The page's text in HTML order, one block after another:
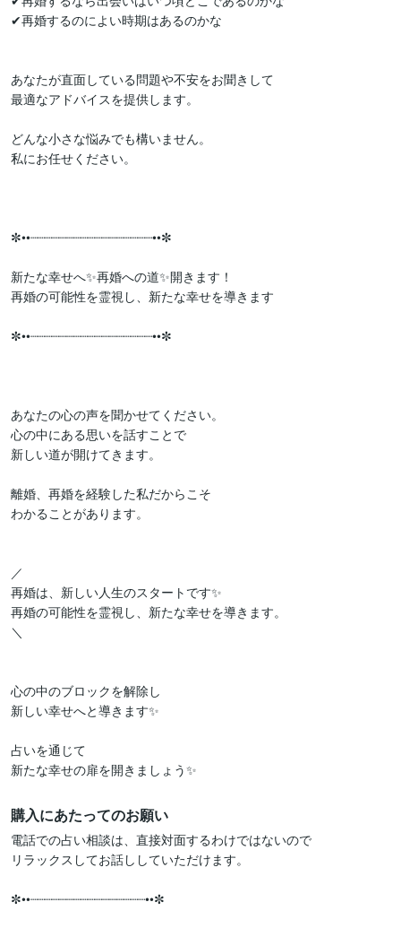
✔再婚するのによい時期はあるのかな
あなたが直面している問題や不安をお聞きして
最適なアドバイスを提供します。
どんな小さな悩みでも構いません。
私にお任せください。
✼••┈┈┈┈┈┈┈┈┈┈┈┈┈┈┈┈┈••✼
新たな幸せへ✨再婚への道✨開きます！
再婚の可能性を霊視し、新たな幸せを導きます
✼••┈┈┈┈┈┈┈┈┈┈┈┈┈┈┈┈┈••✼
あなたの心の声を聞かせてください。
心の中にある思いを話すことで
新しい道が開けてきます。
離婚、再婚を経験した私だからこそ
わかることがあります。
／
再婚は、新しい人生のスタートです✨
再婚の可能性を霊視し、新たな幸せを導きます。
＼
心の中のブロックを解除し
新しい幸せへと導きます✨
占いを通じて
購入にあたってのお願い
電話での占い相談は、直接対面するわけではないので
リラックスしてお話ししていただけます。
✼••┈┈┈┈┈┈┈┈┈┈┈┈┈┈┈┈••✼